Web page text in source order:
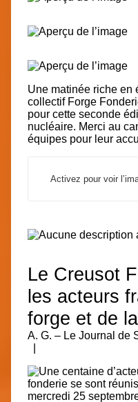
Une matinée riche en
collectif Forge
pour cette seconde
nucléaire. Merci au
équipes pour leur
Activez pour voir
Le Creusot
les acteurs
forge et de
A. G. – Le Journal de